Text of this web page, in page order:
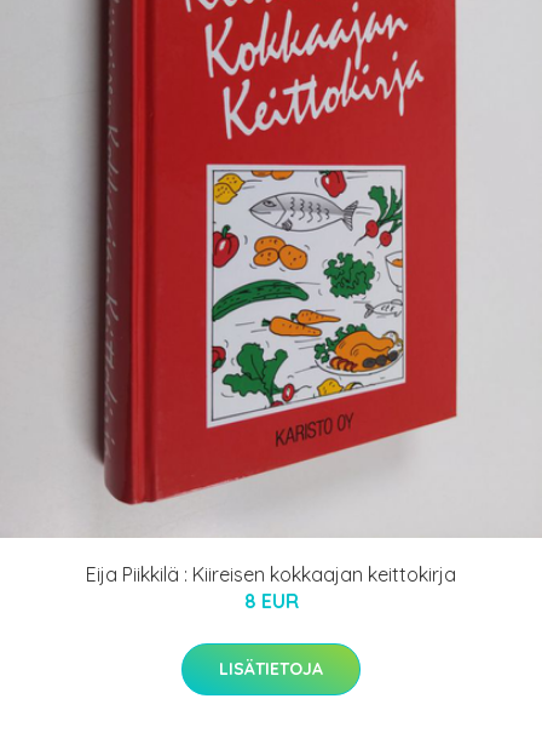
Eija Piikkilä : Kiireisen kokkaajan keittokirja
8 EUR
LISÄTIETOJA